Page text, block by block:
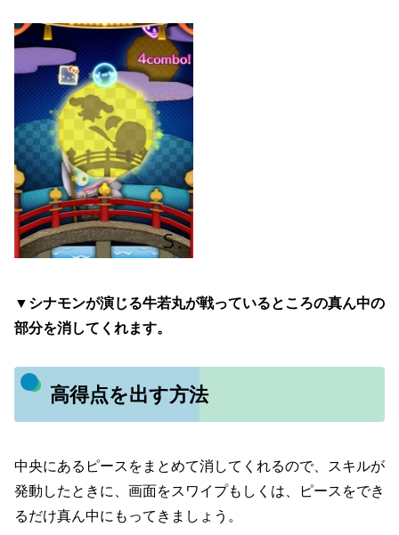
▼シナモンが演じる牛若丸が戦っているところの真ん中の
部分を消してくれます。
高得点を出す方法
中央にあるピースをまとめて消してくれるので、スキルが
発動したときに、画面をスワイプもしくは、ピースをでき
るだけ真ん中にもってきましょう。